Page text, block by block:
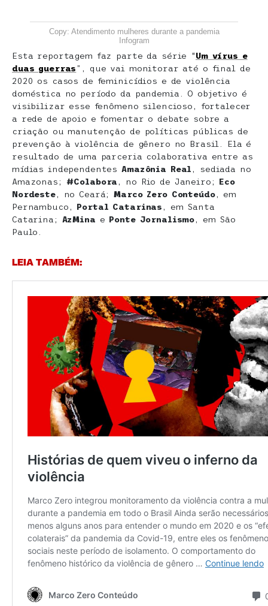
Copy: Atendimento mulheres durante a pandemia
Infogram
Esta reportagem faz parte da série “Um vírus e
duas guerras”, que vai monitorar até o final de
2020 os casos de feminicídios e de violência
doméstica no período da pandemia. O objetivo é
visibilizar esse fenômeno silencioso, fortalecer
a rede de apoio e fomentar o debate sobre a
criação ou manutenção de políticas públicas de
prevenção à violência de gênero no Brasil. Ela é
resultado de uma parceria colaborativa entre as
mídias independentesAmazônia Real , sediada no
Amazonas; #Colabora , no Rio de Janeiro; Eco
Nordeste, no Ceará;Marco Zero Conteúdo, em
Pernambuco, Portal Catarinas , em Santa
Catarina; AzMina e Ponte Jornalismo, em São
Paulo.
LEIA TAMBÉM: